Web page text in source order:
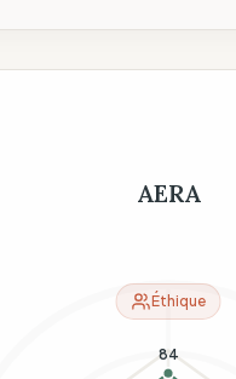
Wise
AERA
84
Éthique